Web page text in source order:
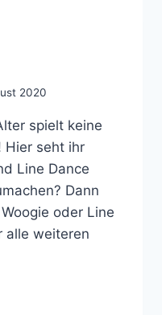
2020
spielt keine
Hier seht ihr
Line Dance
Dann
oder Line
alle weiteren